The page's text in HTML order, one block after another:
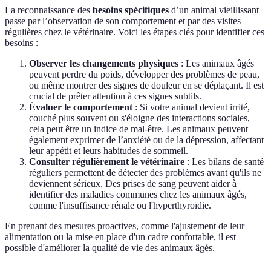
La reconnaissance des besoins spécifiques d’un animal vieillissant
passe par l’observation de son comportement et par des visites
régulières chez le vétérinaire. Voici les étapes clés pour identifier ces
besoins :
Observer les changements physiques : Les animaux âgés
peuvent perdre du poids, développer des problèmes de peau,
ou même montrer des signes de douleur en se déplaçant. Il est
crucial de prêter attention à ces signes subtils.
Évaluer le comportement : Si votre animal devient irrité,
couché plus souvent ou s'éloigne des interactions sociales,
cela peut être un indice de mal-être. Les animaux peuvent
également exprimer de l’anxiété ou de la dépression, affectant
leur appétit et leurs habitudes de sommeil.
Consulter régulièrement le vétérinaire : Les bilans de santé
réguliers permettent de détecter des problèmes avant qu'ils ne
deviennent sérieux. Des prises de sang peuvent aider à
identifier des maladies communes chez les animaux âgés,
comme l'insuffisance rénale ou l'hyperthyroïdie.
En prenant des mesures proactives, comme l'ajustement de leur
alimentation ou la mise en place d'un cadre confortable, il est
possible d'améliorer la qualité de vie des animaux âgés.